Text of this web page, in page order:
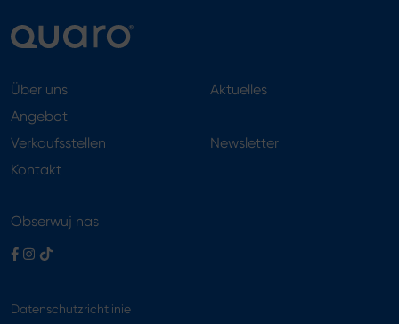
Über uns
Angebot
Aktuelles
Verkaufsstellen
Kontakt
Newsletter
Obserwuj nas
Datenschutzrichtlinie